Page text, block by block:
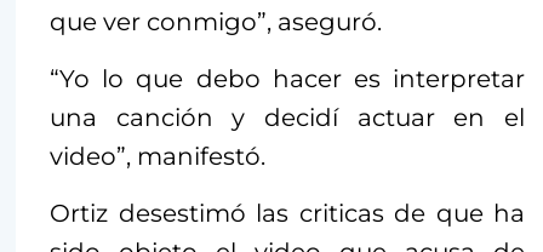
que ver conmigo”, aseguró.
“Yo lo que debo hacer es interpretar
una canción y decidí actuar en el
video”, manifestó.
Ortiz desestimó las criticas de que ha